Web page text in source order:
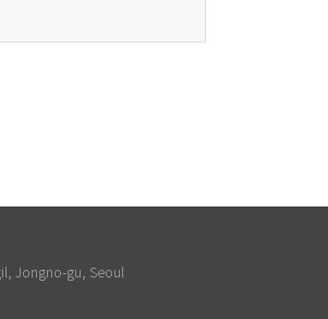
Jongno-gu, Seoul